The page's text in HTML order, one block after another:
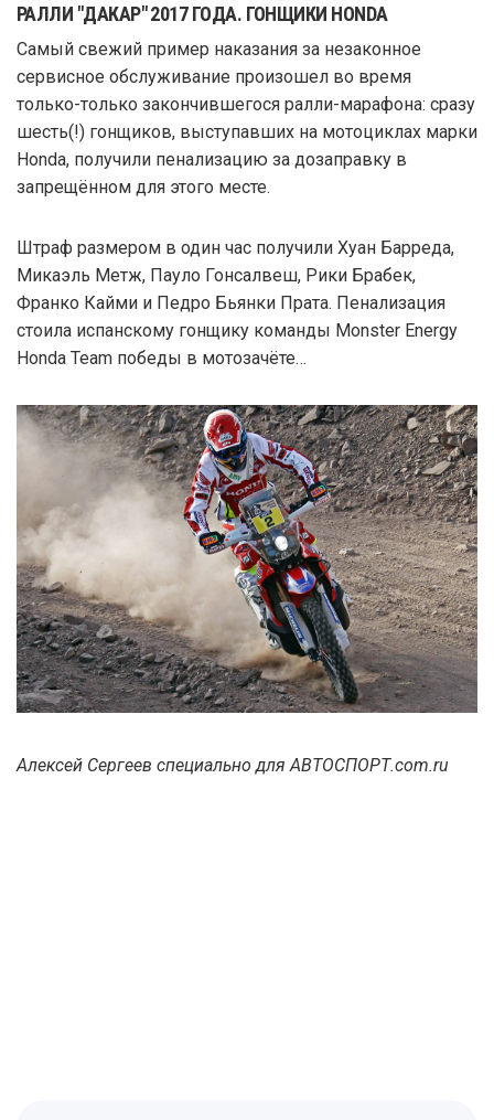
РАЛЛИ "ДАКАР" 2017 ГОДА. ГОНЩИКИ HONDA
Самый свежий пример наказания за незаконное
сервисное обслуживание произошел во время
только-только закончившегося ралли-марафона: сразу
шесть(!) гонщиков, выступавших на мотоциклах марки
Honda, получили пенализацию за дозаправку в
запрещённом для этого месте.
Штраф размером в один час получили Хуан Барреда,
Микаэль Метж, Пауло Гонсалвеш, Рики Брабек,
Франко Кайми и Педро Бьянки Прата. Пенализация
стоила испанскому гонщику команды Monster Energy
Honda Team победы в мотозачёте…
Алексей Сергеев специально для АВТОСПОРТ.com.ru